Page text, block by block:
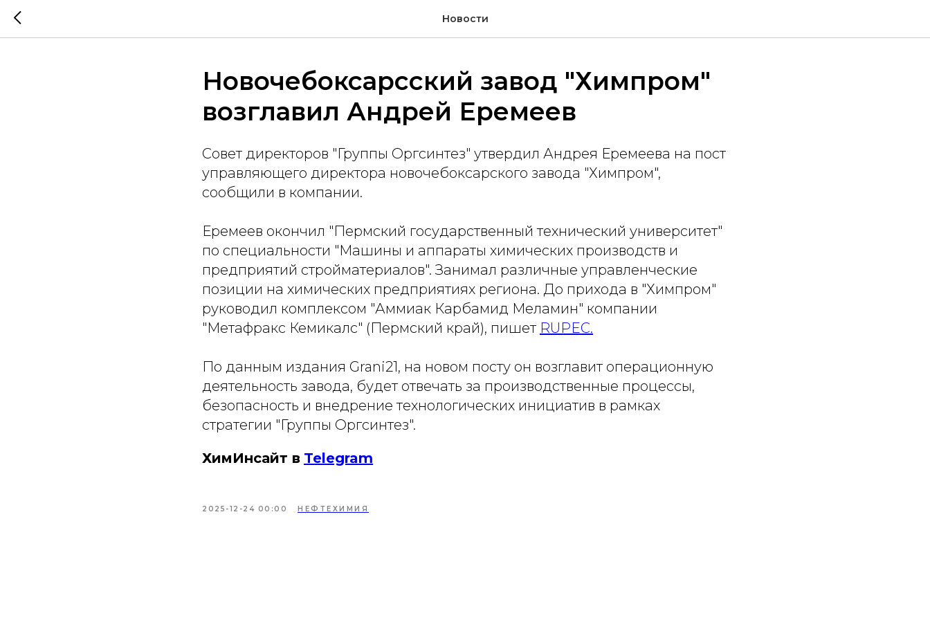
Новости
Новочебоксарсский завод "Химпром"
возглавил Андрей Еремеев
Совет директоров "Группы Оргсинтез" утвердил Андрея Еремеева на пост
управляющего директора новочебоксарского завода "Химпром",
сообщили в компании.
Еремеев окончил "Пермский государственный технический университет"
по специальности "Машины и аппараты химических производств и
предприятий стройматериалов". Занимал различные управленческие
позиции на химических предприятиях региона. До прихода в "Химпром"
руководил комплексом "Аммиак Карбамид Меламин" компании
"Метафракс Кемикалс" (Пермский край), пишет RUPEC.
По данным издания Grani21, на новом посту он возглавит операционную
деятельность завода, будет отвечать за производственные процессы,
безопасность и внедрение технологических инициатив в рамках
стратегии "Группы Оргсинтез".
ХимИнсайт в Telegram
2025-12-24 00:00 НЕФТЕХИМИЯ